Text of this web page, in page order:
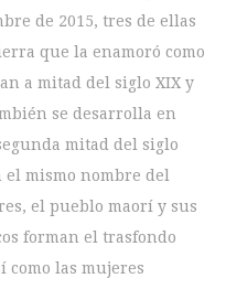
de 2015, tres de ellas
que la enamoró como
a mitad del siglo XIX y
se desarrolla en
mitad del siglo
el mismo nombre del
el pueblo maorí y sus
forman el trasfondo
como las mujeres